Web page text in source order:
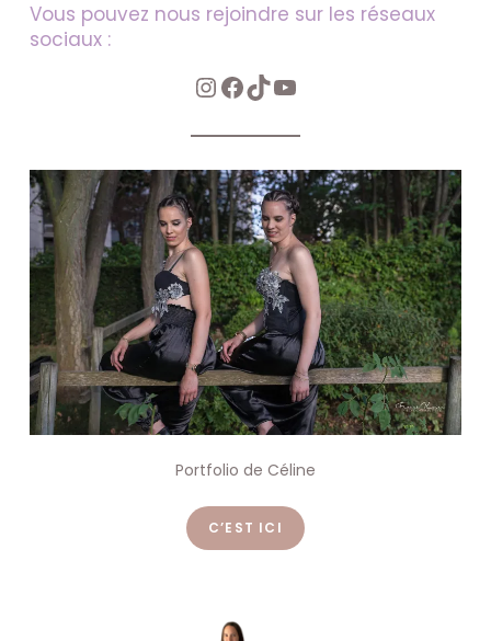
Vous pouvez nous rejoindre sur les réseaux
sociaux :
Instagram
Facebook
TikTokYouTube
Portfolio de Céline
C’EST ICI